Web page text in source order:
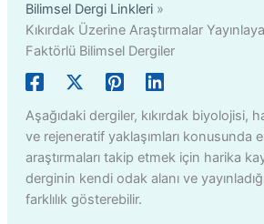
Bilimsel Dergi Linkleri
Kıkırdak Üzerine Araştırmalar
Faktörlü Bilimsel Dergiler
Aşağıdaki dergiler, kıkırdak biyolojisi,
ve rejeneratif yaklaşımları konusunda
araştırmaları takip etmek için harika
derginin kendi odak alanı ve
farklılık gösterebilir.